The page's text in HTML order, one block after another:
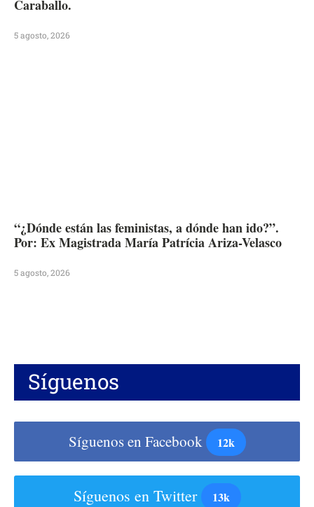
Caraballo.
5 agosto, 2026
“¿Dónde están las feministas, a dónde han ido?”.
Por: Ex Magistrada María Patrícia Ariza-Velasco
5 agosto, 2026
Síguenos
Síguenos en Facebook 12k
Síguenos en Twitter 13k